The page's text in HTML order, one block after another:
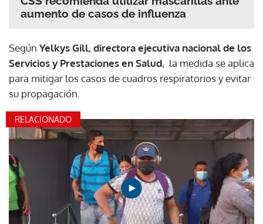
aumento de casos de influenza
Según Yelkys Gill, directora ejecutiva nacional de los
Servicios y Prestaciones en Salud, la medida se aplica
para mitigar los casos de cuadros respiratorios y evitar
su propagación.
RELACIONADO